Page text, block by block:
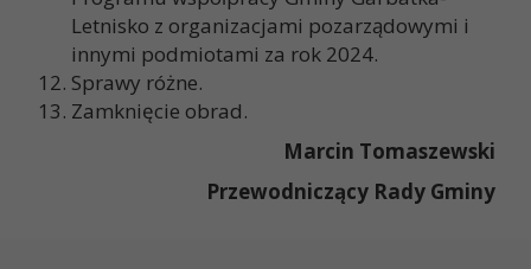
Letnisko z organizacjami pozarządowymi i
innymi podmiotami za rok 2024.
Sprawy różne.
Zamknięcie obrad.
Marcin Tomaszewski
Przewodniczący Rady Gminy